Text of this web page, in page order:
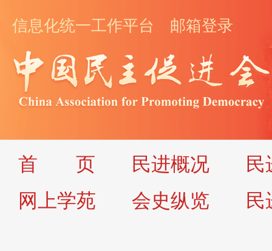
信息化统一工作平台 邮箱登录
首 页 民进概况
民
网上学苑
会史纵览 民